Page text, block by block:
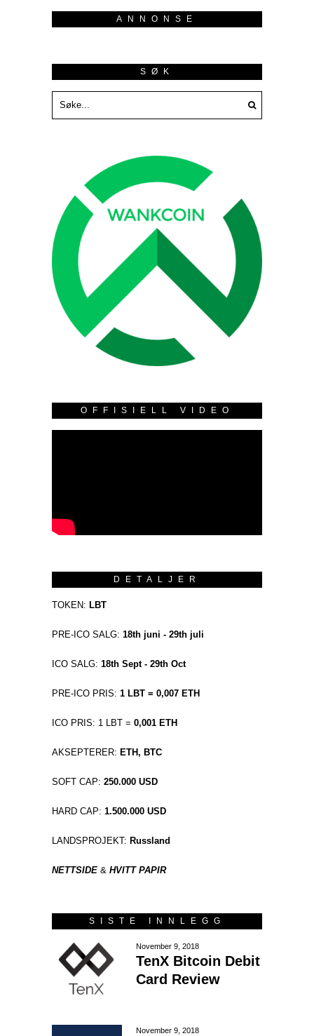
ANNONSE
SØK
OFFISIELL VIDEO
DETALJER
TOKEN: LBT
PRE-ICO SALG: 18th juni - 29th juli
ICO SALG: 18th Sept - 29th Oct
PRE-ICO PRIS: 1 LBT = 0,007 ETH
ICO PRIS: 1 LBT = 0,001 ETH
AKSEPTERER: ETH, BTC
SOFT CAP: 250.000 USD
HARD CAP: 1.500.000 USD
LANDSPROJEKT: Russland
NETTSIDE & HVITT PAPIR
SISTE INNLEGG
November 9, 2018
TenX Bitcoin Debit
Card Review
November 9, 2018